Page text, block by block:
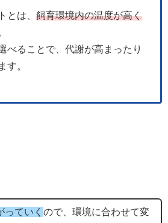
とは、 飼育環境内の温度が高く
べることで、代謝が高まったり
す。
っていくので、環境に合わせて変